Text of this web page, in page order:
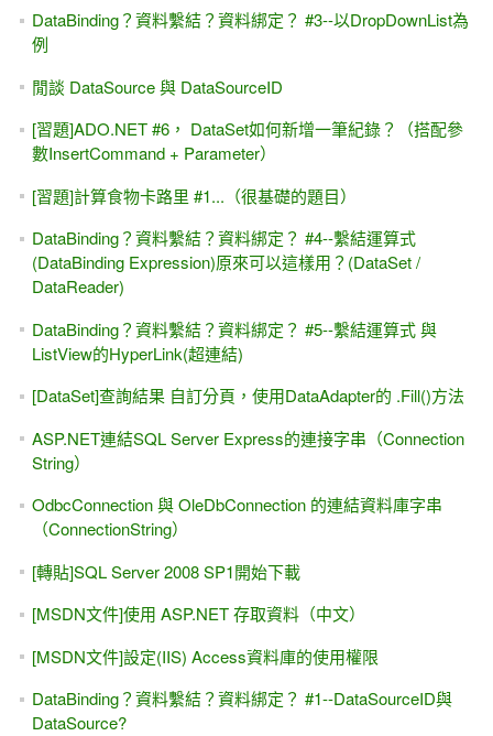
[ASP.NET 8.0] ADO.NET 與 DataReader -
Microsoft.Data.SqlClient命名空間
LINQ超入門 - 試聽 - 查詢(Query)語法與方法(Method)語法
LINQ超入門 - 課程試聽 - Where, OrderBy
ASP.NET MVC 線上課程 學習路徑（優先順序） - MIS2000
Lab.
[ASP.NET] Visual Studio 與 GitHub版本管理 #1
[ASP.NET Core] Unit Test 單元測試 - NUnit動手做
初學者FAQ - 把「學程式」當成「學英文」可以嗎？
想開發.NET 6 / .NET Core 6 只能用 VS 2022
安裝與下載 VS2022，x64打造的IDE開發工具 (.NET Core 6
[轉職] 寫程式真的能發大財、年薪百萬嗎？
[ASP.NET MVC] VS2022 / .NET Core 6的改變？如何購買
mis2000lab線上課程？
[ASP.NET Core] WebAPI與JWT簡易入門
[ASP.NET Core] WebAPI與 Postman簡易入門
[博碩出版社] 深入探索.NET資料存取：ADO.NET +
SqlDataSource + LINQ（第二版）
[ASP.NET Core MVC] 01-2A 初學者的第二堂課(採用